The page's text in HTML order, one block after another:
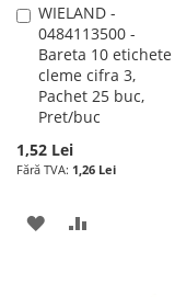
WIELAND -
0484113500 -
Bareta 10 etichete
cleme cifra 3,
Pachet 25 buc,
Pret/buc
1,52 Lei
1,26 Lei
Adauga
în
cos
ADAUGATI